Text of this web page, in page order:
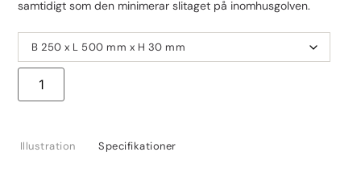
samtidigt som den minimerar slitaget på inomhusgolven.
Illustration Specifikationer